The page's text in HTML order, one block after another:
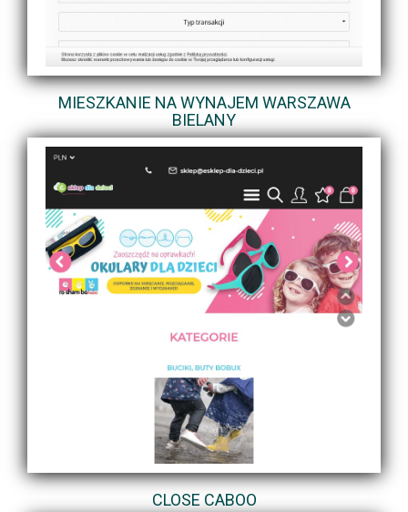
MIESZKANIE NA WYNAJEM WARSZAWA
BIELANY
CLOSE CABOO